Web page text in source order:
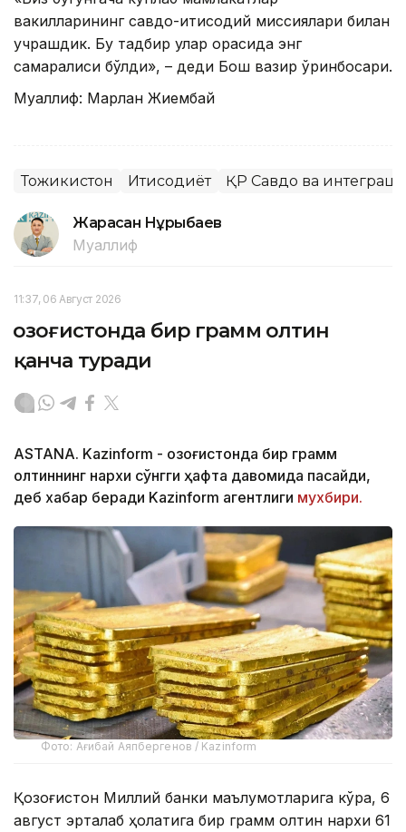
вакилларининг савдо-иқтисодий миссиялари билан
учрашдик. Бу тадбир улар орасида энг
самаралиси бўлди», – деди Бош вазир ўринбосари.
Муаллиф: Марлан Жиембай
Тожикистон Иқтисодиёт ҚР Савдо ва
Жарасқан Нұрыбаев
Муаллиф
11:37, 06 Август 2026
Қозоғистонда бир грамм олтин
қанча туради
ASTANA. Kazinform - Қозоғистонда бир грамм
олтиннинг нархи сўнгги ҳафта давомида пасайди,
деб хабар беради Kazinform агентлиги мухбири.
Фото: Ағибай Аяпбергенов / Kazinform
Қозоғистон Миллий банки маълумотларига кўра, 6
август эрталаб ҳолатига бир грамм олтин нархи 61